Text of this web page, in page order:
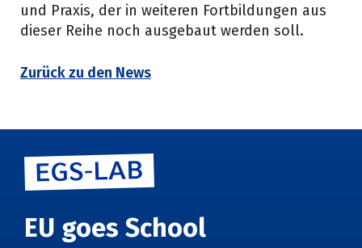
und Praxis, der in weiteren Fortbildungen aus
dieser Reihe noch ausgebaut werden soll.
Zurück zu den News
EU goes School